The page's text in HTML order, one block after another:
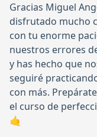
Gracias Miguel
disfrutado mucho
con tu enorme
nuestros errores
y has hecho que
seguiré
con más.
el curso de
🤙